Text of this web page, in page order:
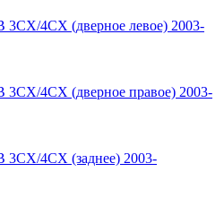
3CX/4CX (дверное левое) 2003-
3CX/4CX (дверное правое) 2003-
3CX/4CX (заднее) 2003-